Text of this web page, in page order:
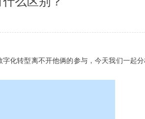
化转型离不开他俩的参与，今天我们一起